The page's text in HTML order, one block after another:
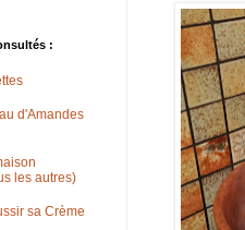
:
d'Amandes
les autres)
sa Crème